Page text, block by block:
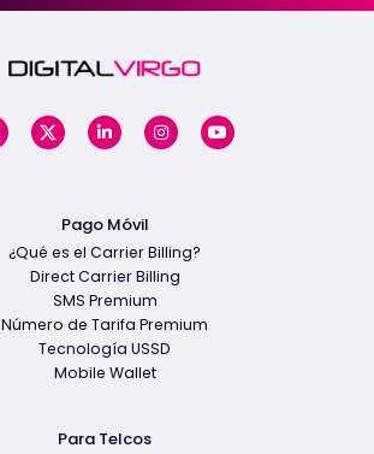
Pago Móvil
¿Qué es el Carrier Billing?
Direct Carrier Billing
SMS Premium
Número de Tarifa Premium
Tecnología USSD
Mobile Wallet
Para Telcos